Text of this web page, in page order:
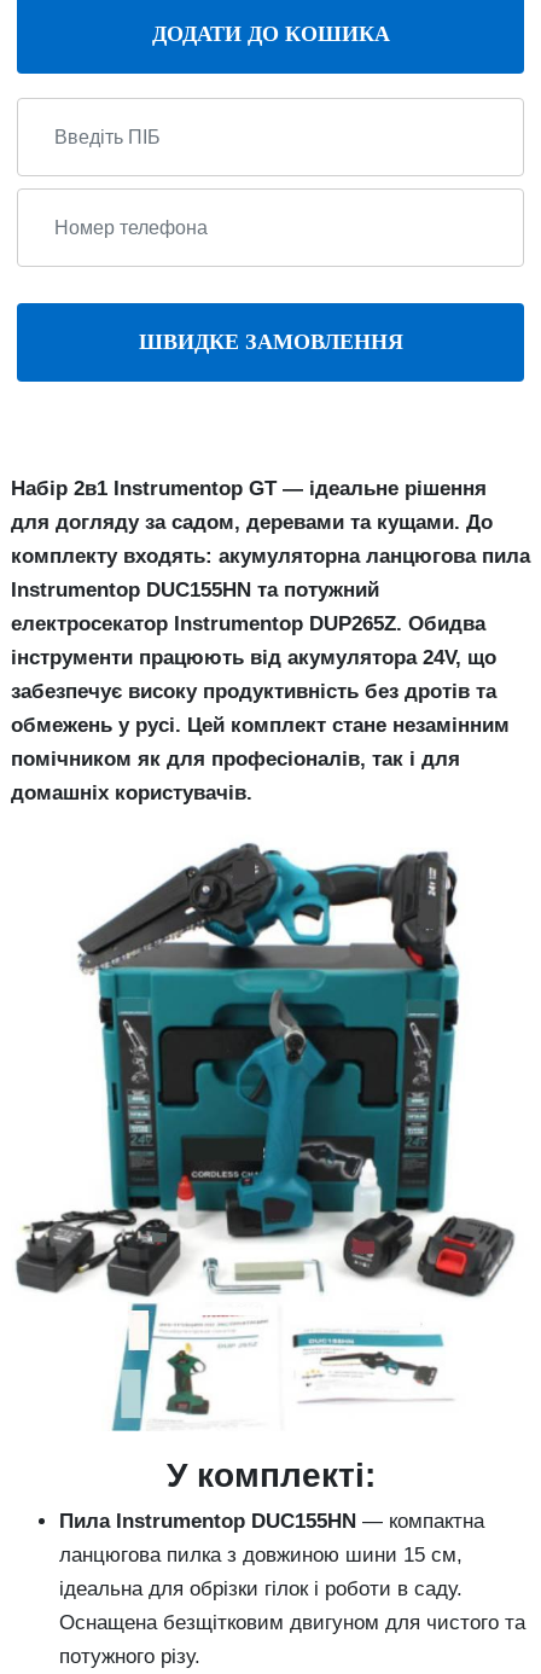
ДОДАТИ ДО КОШИКА
ШВИДКЕ ЗАМОВЛЕННЯ
Набір 2в1 Instrumentop GT — ідеальне рішення
для догляду за садом, деревами та кущами. До
комплекту входять: акумуляторна ланцюгова пила
Instrumentop DUC155HN та потужний
електросекатор Instrumentop DUP265Z. Обидва
інструменти працюють від акумулятора 24V, що
забезпечує високу продуктивність без дротів та
обмежень у русі. Цей комплект стане незамінним
помічником як для професіоналів, так і для
домашніх користувачів.
У комплекті:
Пила Instrumentop DUC155HN — компактна
ланцюгова пилка з довжиною шини 15 см,
ідеальна для обрізки гілок і роботи в саду.
Оснащена безщітковим двигуном для чистого та
потужного різу.